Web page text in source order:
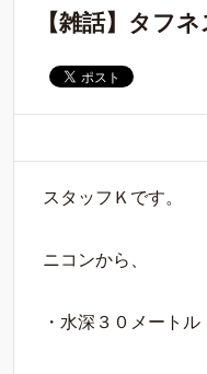
【雑話】タフ
スタッフＫです。
ニコンから、
・水深３０メートル